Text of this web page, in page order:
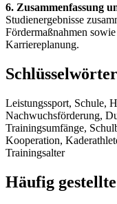
6. Zusammenfassung
Studienergebnisse
Fördermaßnahmen
Karriereplanung.
Schlüsselwörter
Leistungssport, Schule,
Nachwuchsförderung,
Trainingsumfänge,
Kooperation,
Trainingsalter
Häufig